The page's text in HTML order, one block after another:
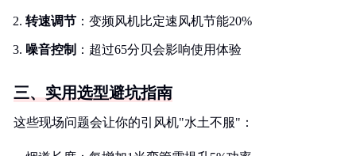
转速调节 ：变频风机比定速风机节能20%
噪音控制 ：超过65分贝会影响使用体验
三、实用选型避坑指南
这些现场问题会让你的引风机"水土不服"：